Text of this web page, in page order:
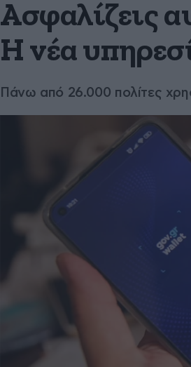
Ασφαλίζεις
Η νέα
Πάνω από 26.000 πολίτες